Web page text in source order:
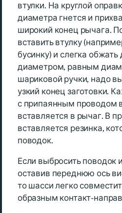
втулки. На круглой
диаметра гнется и
широкий конец рычага.
вставить втулку
бусинку) и слегка
диаметром, равным
шариковой ручки, надо
узкий конец заготовки.
с припаянным проводом
вставляется в рычаг. В
вставляется резинка,
поводок.
Если выбросить поводок
оставив переднюю ось
то шасси легко
образным контакт-